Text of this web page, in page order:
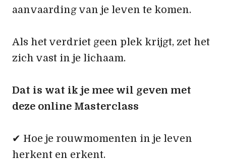
aanvaarding van je leven te komen.
Als het verdriet geen plek krijgt, zet het
zich vast in je lichaam.
Dat is wat ik je mee wil geven met
deze online Masterclass
✔ Hoe je rouwmomenten in je leven
herkent en erkent.